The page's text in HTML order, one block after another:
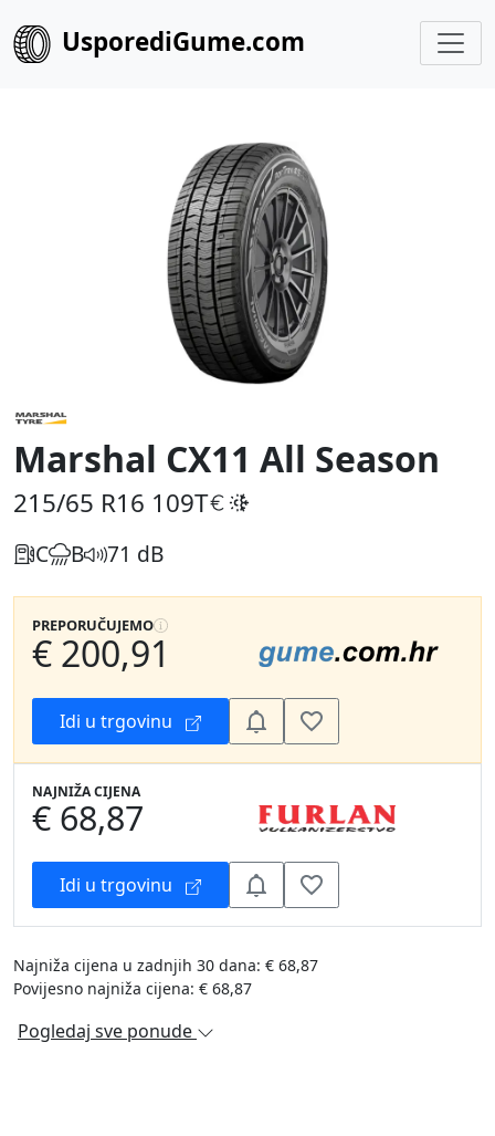
UsporediGume.com
Marshal CX11 All Season
215/65 R16 109T
C B 71 dB
PREPORUČUJEMO
€ 200,91
Idi u trgovinu
NAJNIŽA CIJENA
€ 68,87
Idi u trgovinu
Najniža cijena u zadnjih 30 dana: € 68,87
Povijesno najniža cijena: € 68,87
Pogledaj sve ponude